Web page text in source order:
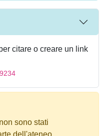
citare o creare un link
sono stati
dell'ateneo